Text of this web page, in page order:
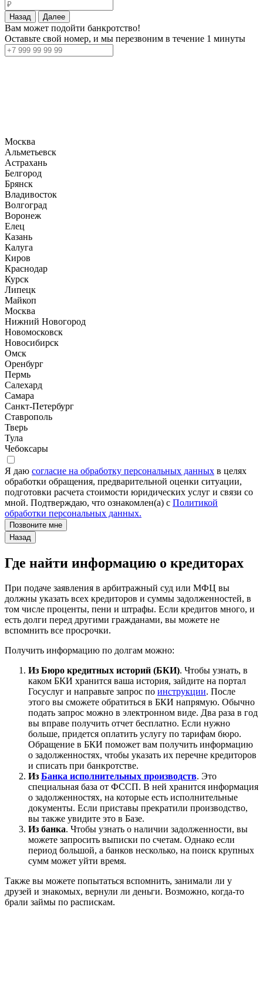
Назад Далее
Вам может подойти банкротство!
Оставьте свой номер, и мы перезвоним в течение 1 минуты
Москва
Альметьевск
Астрахань
Белгород
Брянск
Владивосток
Волгоград
Воронеж
Елец
Казань
Калуга
Киров
Краснодар
Курск
Липецк
Майкоп
Москва
Нижний Новогород
Новомосковск
Новосибирск
Омск
Оренбург
Пермь
Салехард
Самара
Санкт-Петербург
Ставрополь
Тверь
Тула
Чебоксары
Я даю согласие на обработку персональных данных в целях
обработки обращения, предварительной оценки ситуации,
подготовки расчета стоимости юридических услуг и связи со
мной. Подтверждаю, что ознакомлен(а) с Политикой
обработки персональных данных.
Позвоните мне
Назад
Где найти информацию о кредиторах
При подаче заявления в арбитражный суд или МФЦ вы
должны указать всех кредиторов и суммы задолженностей, в
том числе проценты, пени и штрафы. Если кредитов много, и
есть долги перед другими гражданами, вы можете не
вспомнить все просрочки.
Получить информацию по долгам можно:
Из Бюро кредитных историй (БКИ). Чтобы узнать, в
каком БКИ хранится ваша история, зайдите на портал
Госуслуг и направьте запрос по инструкции. После
этого вы сможете обратиться в БКИ напрямую. Обычно
подать запрос можно в электронном виде. Два раза в год
вы вправе получить отчет бесплатно. Если нужно
больше, придется оплатить услугу по тарифам бюро.
Обращение в БКИ поможет вам получить информацию
о задолженностях, чтобы указать их перечне кредиторов
и списать при банкротстве.
Из Банка исполнительных производств. Это
специальная база от ФССП. В ней хранится информация
о задолженностях, на которые есть исполнительные
документы. Если приставы прекратили производство,
вы также увидите это в Базе.
Из банка. Чтобы узнать о наличии задолженности, вы
можете запросить выписки по счетам. Однако если
период большой, а банков несколько, на поиск крупных
сумм может уйти время.
Также вы можете попытаться вспомнить, занимали ли у
друзей и знакомых, вернули ли деньги. Возможно, когда-то
брали займы по распискам.